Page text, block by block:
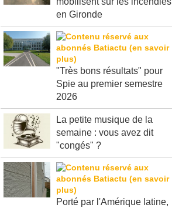
en Gironde
"Très bons résultats" pour
Spie au premier semestre
2026
La petite musique de la
semaine : vous avez dit
"congés" ?
Porté par l'Amérique latine,